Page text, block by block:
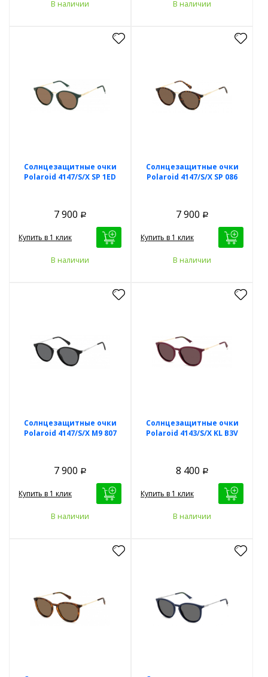
В наличии В наличии
Солнцезащитные очки
Polaroid 4147/S/X SP 1ED
7 900 Р
Купить в 1 клик
В наличии
Солнцезащитные очки
Polaroid 4147/S/X SP 086
7 900 Р
Купить в 1 клик
В наличии
Солнцезащитные очки
Polaroid 4147/S/X M9 807
7 900 Р
Купить в 1 клик
В наличии
Солнцезащитные очки
Polaroid 4143/S/X KL B3V
8 400 Р
Купить в 1 клик
В наличии